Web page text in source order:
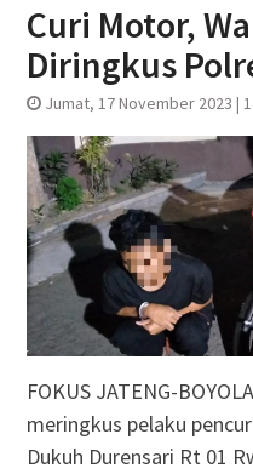
Curi Motor,
Diringkus
Jumat, 17 November 2023 |
FOKUS JATENG-
meringkus pelaku
Dukuh Durensari Rt 01